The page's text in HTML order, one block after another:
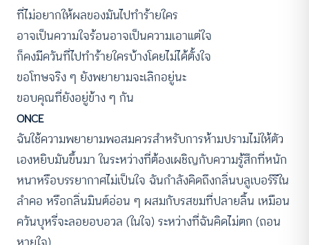
ที่ไม่อยากให้ผลของมันไปทำร้ายใคร
อาจเป็นความใจร้อนอาจเป็นความเอาแต่ใจ
ก็คงมีควันที่ไปทำร้ายใครบ้างโดยไม่ได้ตั้งใจ
ขอโทษจริง ๆ ยังพยายามจะเลิกอยู่นะ
ขอบคุณที่ยังอยู่ข้าง ๆ กัน
ONCE
ฉันใช้ความพยายามพอสมควรสำหรับการห้ามปรามไม่ให้ตัว
เองหยิบมันขึ้นมา ในระหว่างที่ต้องเผชิญกับความรู้สึกที่หนัก
หนาหรือบรรยากาศไม่เป็นใจ ฉันกำลังคิดถึงกลิ่นบลูเบอร์รีใน
ลำคอ หรือกลิ่นมินต์อ่อน ๆ ผสมกับรสขมที่ปลายลิ้น เหมือน
ควันบุหรี่จะลอยอบอวล (ในใจ) ระหว่างที่ฉันคิดไม่ตก (ถอน